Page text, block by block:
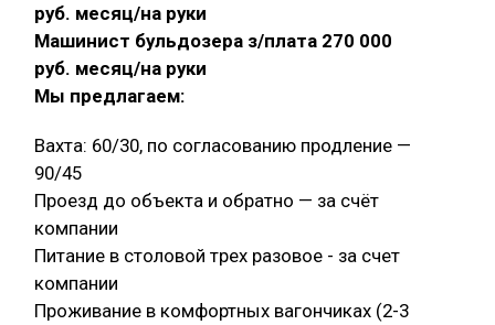
руб. месяц/на руки
Машинист бульдозера з/плата 270 000
руб. месяц/на руки
Мы предлагаем:
Вахта: 60/30, по согласованию продление —
90/45
Проезд до объекта и обратно — за счёт
компании
Питание в столовой трех разовое - за счет
компании
Проживание в комфортных вагончиках (2-3